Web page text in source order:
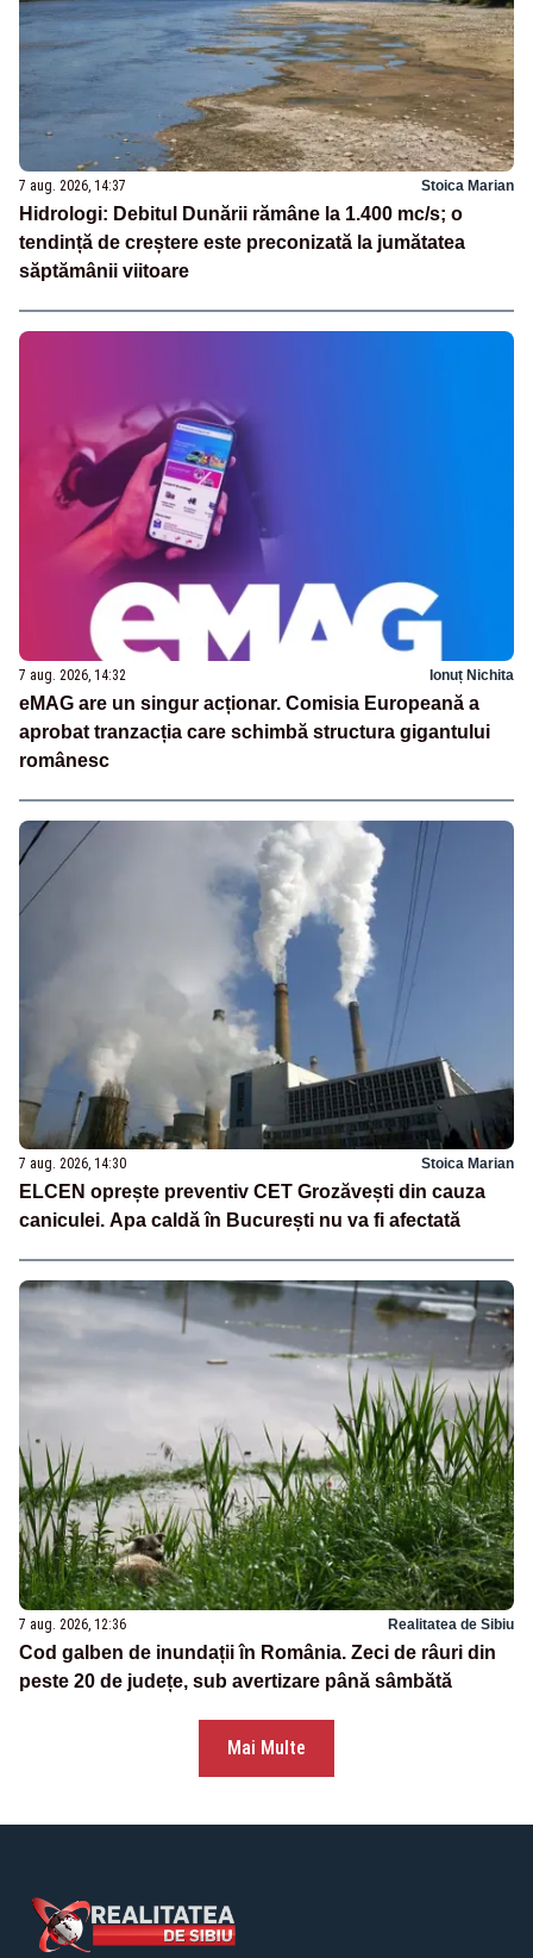
7 aug. 2026, 14:37 Stoica Marian
Hidrologi: Debitul Dunării rămâne la 1.400 mc/s; o
tendință de creștere este preconizată la jumătatea
săptămânii viitoare
7 aug. 2026, 14:32 Ionuț Nichita
eMAG are un singur acționar. Comisia Europeană a
aprobat tranzacția care schimbă structura gigantului
românesc
7 aug. 2026, 14:30 Stoica Marian
ELCEN oprește preventiv CET Grozăvești din cauza
caniculei. Apa caldă în București nu va fi afectată
7 aug. 2026, 12:36 Realitatea de Sibiu
Cod galben de inundații în România. Zeci de râuri din
peste 20 de județe, sub avertizare până sâmbătă
Mai Multe